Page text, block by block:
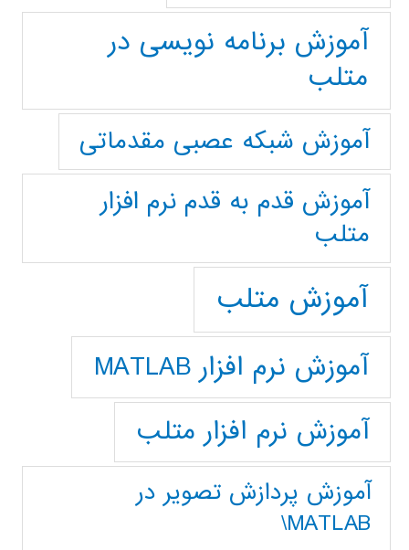
آموزش برنامه نویسی در
متلب
آموزش شبکه عصبی مقدماتی
آموزش قدم به قدم نرم افزار
متلب
آموزش متلب
آموزش نرم افزار MATLAB
آموزش نرم افزار متلب
آموزش پردازش تصوير در
MATLAB\